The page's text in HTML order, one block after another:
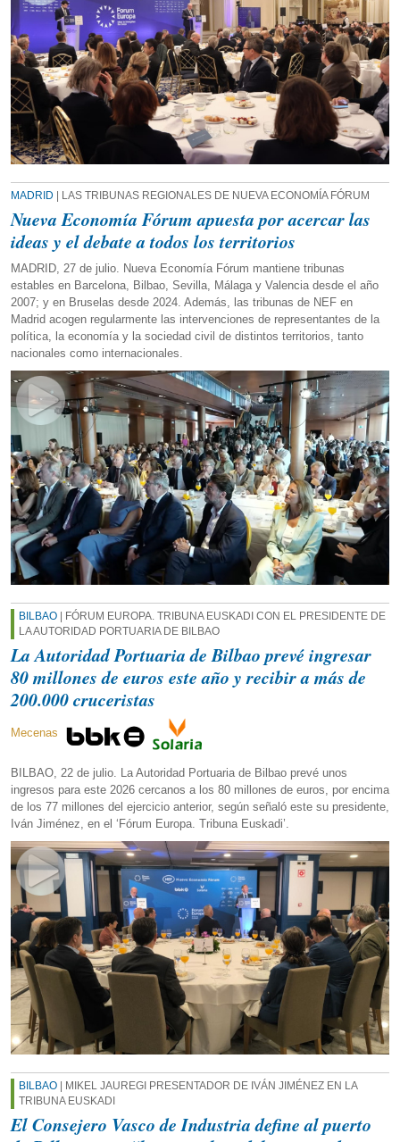
MADRID | LAS TRIBUNAS REGIONALES DE NUEVA ECONOMÍA FÓRUM
Nueva Economía Fórum apuesta por acercar las
ideas y el debate a todos los territorios
MADRID, 27 de julio. Nueva Economía Fórum mantiene tribunas
estables en Barcelona, Bilbao, Sevilla, Málaga y Valencia desde el año
2007; y en Bruselas desde 2024. Además, las tribunas de NEF en
Madrid acogen regularmente las intervenciones de representantes de la
política, la economía y la sociedad civil de distintos territorios, tanto
nacionales como internacionales.
BILBAO | FÓRUM EUROPA. TRIBUNA EUSKADI CON EL PRESIDENTE DE
LA AUTORIDAD PORTUARIA DE BILBAO
La Autoridad Portuaria de Bilbao prevé ingresar
80 millones de euros este año y recibir a más de
200.000 cruceristas
Mecenas
BILBAO, 22 de julio. La Autoridad Portuaria de Bilbao prevé unos
ingresos para este 2026 cercanos a los 80 millones de euros, por encima
de los 77 millones del ejercicio anterior, según señaló este su presidente,
Iván Jiménez, en el ‘Fórum Europa. Tribuna Euskadi’.
BILBAO | MIKEL JAUREGI PRESENTADOR DE IVÁN JIMÉNEZ EN LA
TRIBUNA EUSKADI
El Consejero Vasco de Industria define al puerto